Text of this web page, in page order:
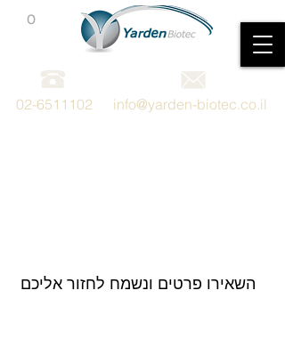
02-6511102 info@yarden-biotec.co.il
0
השאירו פרטים ונשמח לחזור אליכם